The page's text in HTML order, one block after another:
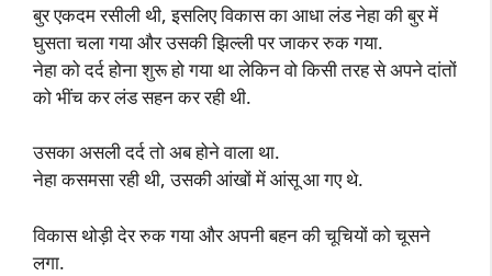
बुर एकदम रसीली थी, इसलिए विकास का आधा लंड नेहा की बुर में
घुसता चला गया और उसकी झिल्ली पर जाकर रुक गया.
नेहा को दर्द होना शुरू हो गया था लेकिन वो किसी तरह से अपने दांतों
को भींच कर लंड सहन कर रही थी.
उसका असली दर्द तो अब होने वाला था.
नेहा कसमसा रही थी, उसकी आंखों में आंसू आ गए थे.
विकास थोड़ी देर रुक गया और अपनी बहन की चूचियों को चूसने
लगा.